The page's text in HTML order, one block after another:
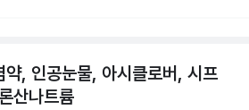
약, 인공눈물, 아시클로버, 시프
산나트륨